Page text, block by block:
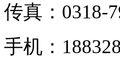
传真：0318-
手机：